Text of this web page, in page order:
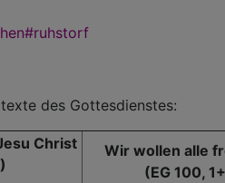
des Gottesdienstes:
Christ
Wir wollen alle
(EG 100,